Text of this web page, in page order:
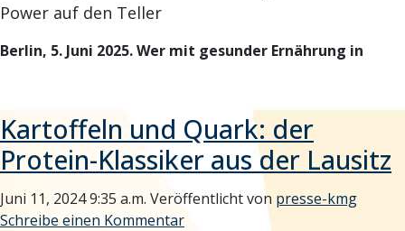
Power auf den Teller
Berlin, 5. Juni 2025.Wer mit gesunder Ernährung in
Kartoffeln und Quark: der
Protein-Klassiker aus der Lausitz
Juni 11, 2024 9:35 a.m. Veröffentlicht von presse-kmg
Schreibe einen Kommentar